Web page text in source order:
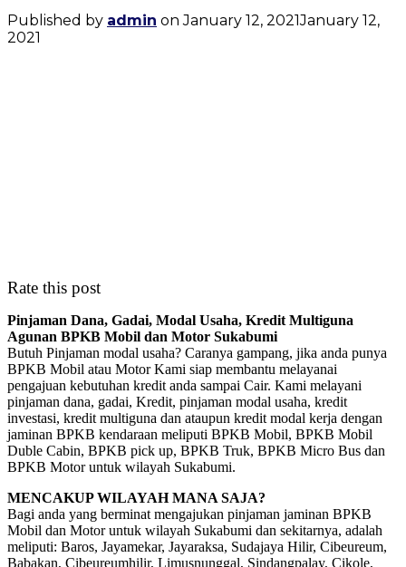
Published by admin onJanuary 12, 2021January 12,
2021
Rate this post
Pinjaman Dana, Gadai, Modal Usaha, Kredit Multiguna
Agunan BPKB Mobil dan Motor Sukabumi
Butuh Pinjaman modal usaha? Caranya gampang, jika anda punya
BPKB Mobil atau Motor Kami siap membantu melayanai
pengajuan kebutuhan kredit anda sampai Cair. Kami melayani
pinjaman dana, gadai, Kredit, pinjaman modal usaha, kredit
investasi, kredit multiguna dan ataupun kredit modal kerja dengan
jaminan BPKB kendaraan meliputi BPKB Mobil, BPKB Mobil
Duble Cabin, BPKB pick up, BPKB Truk, BPKB Micro Bus dan
BPKB Motor untuk wilayah Sukabumi.
MENCAKUP WILAYAH MANA SAJA?
Bagi anda yang berminat mengajukan pinjaman jaminan BPKB
Mobil dan Motor untuk wilayah Sukabumi dan sekitarnya, adalah
meliputi: Baros, Jayamekar, Jayaraksa, Sudajaya Hilir, Cibeureum,
Babakan, Cibeureumhilir, Limusnunggal, Sindangpalay, Cikole,